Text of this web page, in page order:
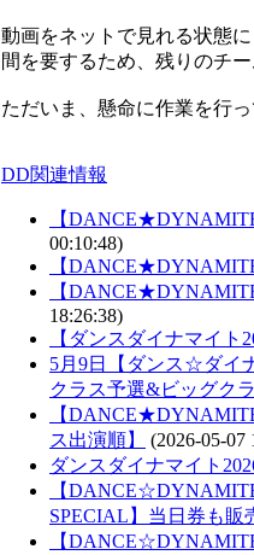
動画をネットで見れる状態
間を要するため、残りのチ
ただいま、懸命に作業を行っ
DD関連情報
【
00:10:48)
【
【
18:26:38)
【ダンスダイナマイト
5月9日【ダンス☆ダイ
クラス予選&ビッグク
【
ス出演順】
(2026-05-07
ダンスダイナマイト
【
SPECIAL】当日券も販
【